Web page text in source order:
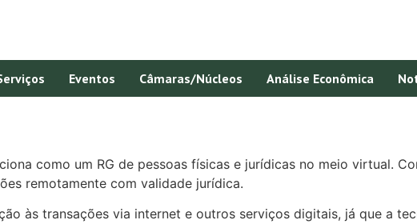
Eventos Câmaras/Núcleos Análise Econômica
como um RG de pessoas físicas e jurídicas no meio virtual.
remotamente com validade jurídica.
às transações via internet e outros serviços digitais, já que a